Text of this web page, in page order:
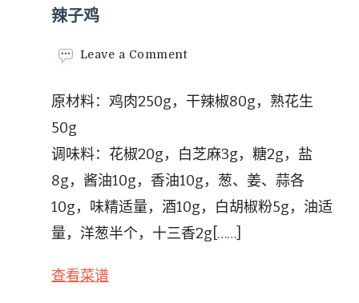
辣子鸡
Leave a Commenton
鸡
原材料：鸡肉250g，干辣椒80g，熟花生
50g
调味料：花椒20g，白芝麻3g，糖2g，盐
8g，酱油10g，香油10g，葱、姜、蒜各
10g，味精适量，酒10g，白胡椒粉5g，油适
量，洋葱半个，十三香2g[……]
查看菜谱